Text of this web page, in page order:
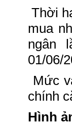
Thời
mua
ngân
01/06/
Mức
chính
Hình